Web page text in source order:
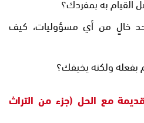
خالٍ من أي مسؤوليات، كيف
ولكنه يخيفك؟
مع الحل (جزء من التراث